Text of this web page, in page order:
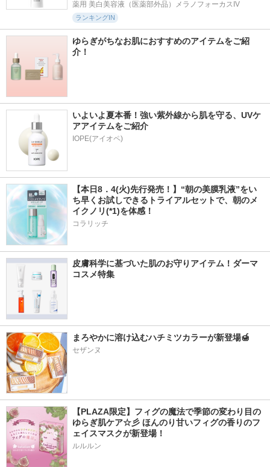
薬用 美白美容液（医薬部外品）メラノフォーカスIV
ランキングIN
ゆらぎがちなお肌におすすめのアイテムをご紹
介！
いよいよ夏本番！強い紫外線から肌を守る、UVケ
アアイテムをご紹介
IOPE(アイオペ)
【本日8．4(火)先行発売！】“朝の美膜乳液”をい
ち早くお試しできるトライアルセットで、朝のメ
イクノリ(*1)を体感！
コラリッチ
皮膚科学に基づいた肌のお守りアイテム！ダーマ
コスメ特集
まろやかに溶け込むハチミツカラーが新登場🍯
セザンヌ
【PLAZA限定】フィグの魔法で季節の変わり目の
ゆらぎ肌ケア☆彡 ほんのり甘いフィグの香りのフ
ェイスマスクが新登場！
ルルルン